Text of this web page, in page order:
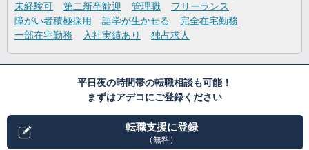
未経験可
第二新卒歓迎 管理職
フリーランス
障がい者積極採用
語学が生かせる
完全在宅勤務
一部在宅勤務
入社実績あり 独占求人
平日夜の時間帯の転職相談も可能！
まずはアデコにご登録ください
転職支援に登録
（無料）